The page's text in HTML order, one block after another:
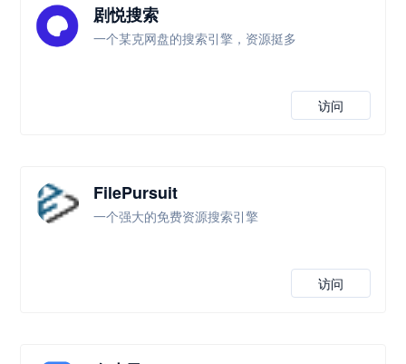
剧悦搜索
一个某克网盘的搜索引擎，资源挺多
访问
FilePursuit
一个强大的免费资源搜索引擎
访问